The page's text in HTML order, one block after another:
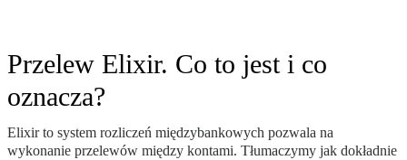
Przelew Elixir. Co to jest i co
oznacza?
Elixir to system rozliczeń międzybankowych pozwala na
wykonanie przelewów między kontami. Tłumaczymy jak dokładnie